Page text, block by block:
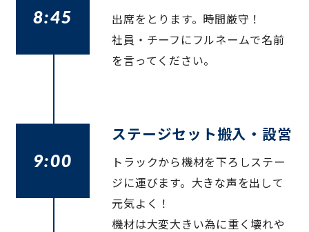
8:45
出席をとります。時間厳守！
社員・チーフにフルネームで名前
を言ってください。
9:00
ステージセット搬入・設営
トラックから機材を下ろしステー
ジに運びます。大きな声を出して
元気よく！
機材は大変大きい為に重く壊れや